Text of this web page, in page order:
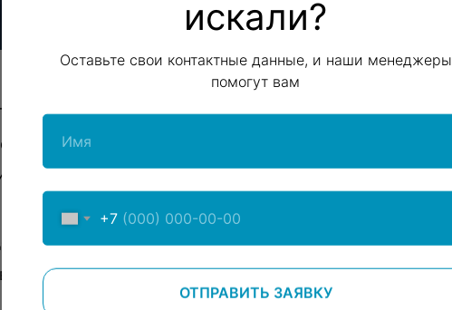
томография (МРТ)
(КТ)
(ЭНМГ)
(ЭКГ)
искали?
Оставьте свои контактные данные, и наши менеджеры
помогут вам
+7
ОТПРАВИТЬ ЗАЯВКУ